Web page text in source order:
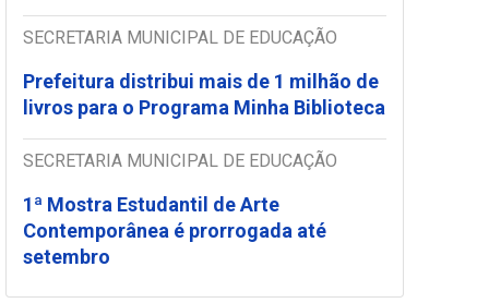
SECRETARIA MUNICIPAL DE EDUCAÇÃO
Prefeitura distribui mais de 1 milhão de
livros para o Programa Minha Biblioteca
SECRETARIA MUNICIPAL DE EDUCAÇÃO
1ª Mostra Estudantil de Arte
Contemporânea é prorrogada até
setembro